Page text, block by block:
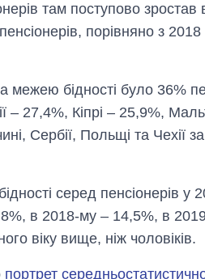
там поступово зростав
порівняно з
межею бідності було 36%
– 27,4%, Кіпрі – 25,9%,
Сербії, Польщі та Чехії
серед пенсіонерів у
в 2018-му – 14,5%, в
віку вище, ніж чоловіків.
портрет